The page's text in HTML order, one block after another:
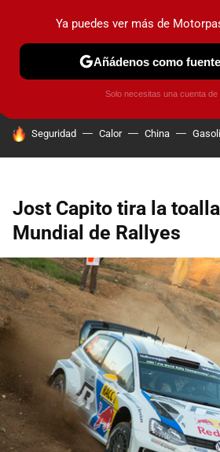
PRUEBAS COCHES ELÉCTRICOS
HOY SE HABLA DE
Seguridad Calor China
Jost Capito tira la toalla
Mundial de Rallyes
Ya puedes ver más de
Añádenos como
Solo necesitas una cuenta de